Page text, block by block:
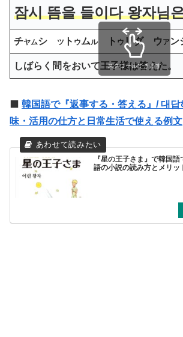
잠시 뜸을 들이다 왕자님
チヤムシツ ト ウムルト ウ リダ ウアン
しばらく間をおいて王子様は答えた。
スクロールできます
韓国語で『返事する・答える』/ 대
味・活用の仕方と日常生活で使える例文
『星の王子さま』で韓国
語の小説の読み方とメリッ